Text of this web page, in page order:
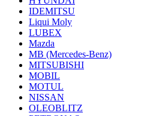
IDEMITSU
Liqui Moly
LUBEX
Mazda
MB (Mercedes-Вenz)
MITSUBISHI
MOBIL
MOTUL
NISSAN
OLEOBLITZ